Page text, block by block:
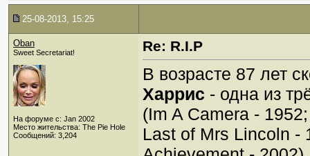
25-08-2013, 15:25
Oban
Sweet Secretariat!
На форуме с: Jan 2002
Место жительства: The Pie Hole
Сообщений: 3,204
Re: R.I.P
В возрасте 87 лет
Харрис - одна из
(Im A Camera -
Last of Mrs Lincoln -